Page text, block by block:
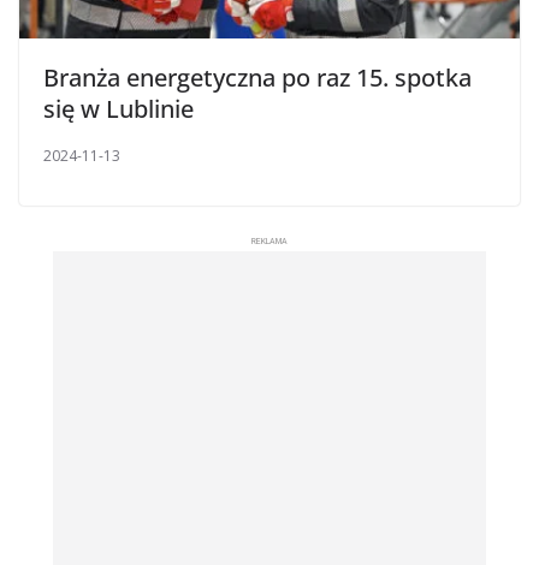
Branża energetyczna po raz 15. spotka
się w Lublinie
2024-11-13
REKLAMA